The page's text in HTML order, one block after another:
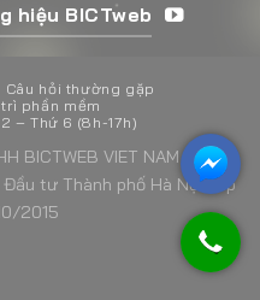
hiệu BICTweb
Câu hỏi thường gặp
phần mềm
– Thứ 6 (8h-17h)
BICTWEB VIET NAM - MST:
tư Thành phố Hà Nội cấp
2015